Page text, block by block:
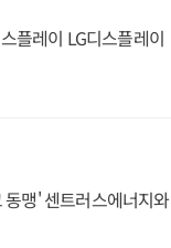
플레이 LG디스플레이
맹' 센트러스에너지와